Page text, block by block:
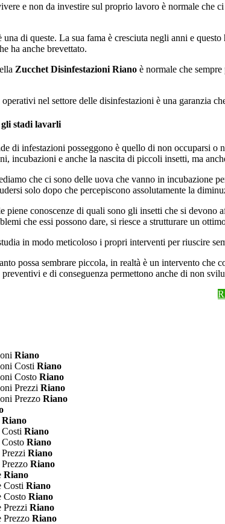
e non da investire sul proprio lavoro è normale che
una di queste. La sua fama è cresciuta negli anni e
ha anche brevettato.
Zucchet Disinfestazioni Riano è normale che
nel settore delle disinfestazioni è una garanzia
stadi lavarli
di infestazioni posseggono è quello di non occuparsi
incubazioni e anche la nascita di piccoli insetti, ma
che ci sono delle uova che vanno in incubazione
solo dopo che percepiscono assolutamente la
piene conoscenze di quali sono gli insetti che si
che essi possono dare, si riesce a strutturare un
in modo meticoloso i propri interventi per riuscire
possa sembrare piccola, in realtà è un intervento
e di conseguenza permettono anche di non
Riano
Costi Riano
Costo Riano
Prezzi Riano
Prezzo Riano
Riano
Riano
Riano
Riano
Riano
Riano
Costi Riano
Costo Riano
Prezzi Riano
Prezzo Riano